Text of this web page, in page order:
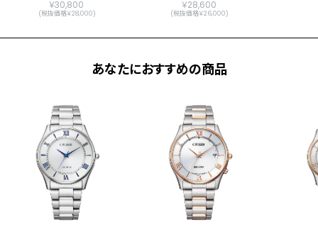
￥30,800
(税抜価格￥28,000)
￥28,600
(税抜価格￥26,000)
あなたにおすすめの商品